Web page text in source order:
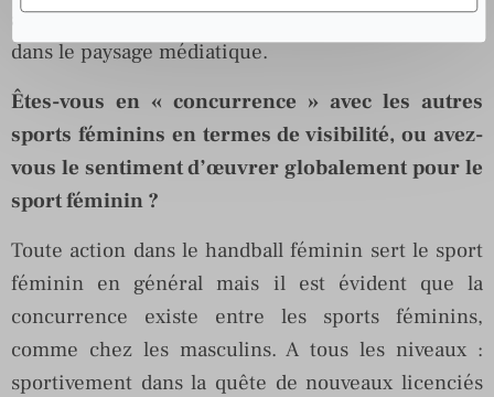
accroître la place occupée par le handball féminin
dans le paysage médiatique.
Êtes-vous en « concurrence » avec les autres
sports féminins en termes de visibilité, ou avez-
vous le sentiment d’œuvrer globalement pour le
sport féminin ?
Toute action dans le handball féminin sert le sport
féminin en général mais il est évident que la
concurrence existe entre les sports féminins,
comme chez les masculins. A tous les niveaux :
sportivement dans la quête de nouveaux licenciés